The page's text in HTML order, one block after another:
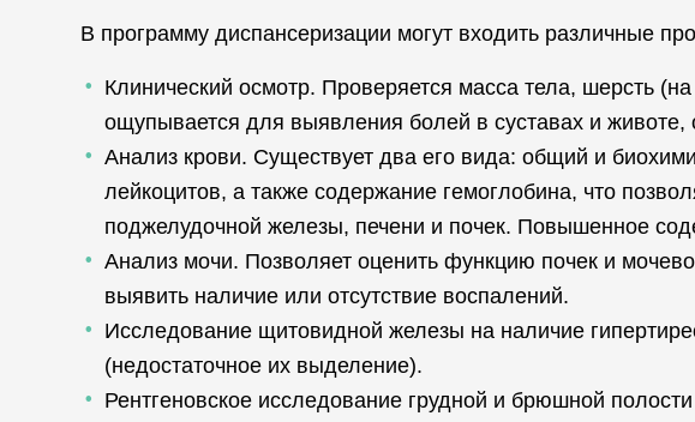
В программу диспансеризации могут входить различные
Клинический осмотр. Проверяется масса тела, шерсть
ощупывается для выявления болей в суставах и животе,
Анализ крови. Существует два его вида: общий и
лейкоцитов, а также содержание гемоглобина, что
поджелудочной железы, печени и почек. Повышенное
Анализ мочи. Позволяет оценить функцию почек и
выявить наличие или отсутствие воспалений.
Исследование щитовидной железы на наличие
(недостаточное их выделение).
Рентгеновское исследование грудной и брюшной